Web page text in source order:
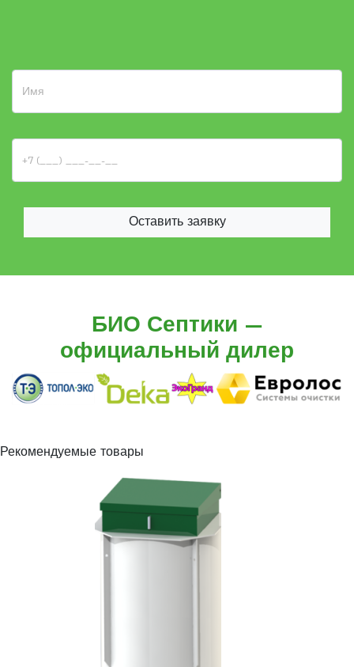
Оставить заявку
БИО Септики —
официальный дилер
Рекомендуемые товары